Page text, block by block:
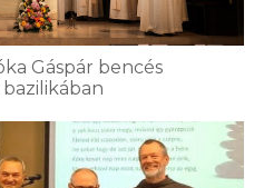
Gáspár bencés